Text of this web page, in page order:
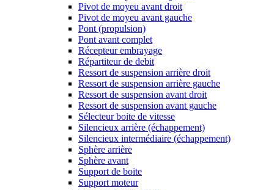
Pivot de moyeu avant droit
Pivot de moyeu avant gauche
Pont (propulsion)
Pont avant complet
Récepteur embrayage
Répartiteur de debit
Ressort de suspension arrière droit
Ressort de suspension arrière gauche
Ressort de suspension avant droit
Ressort de suspension avant gauche
Sélecteur boite de vitesse
Silencieux arrière (échappement)
Silencieux intermédiaire (échappement)
Sphère arrière
Sphère avant
Support de boite
Support moteur